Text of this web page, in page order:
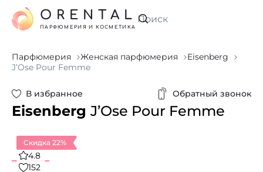
Искать
ORENTAL
ПАРФЮМЕРИЯ И КОСМЕТИКА
Парфюмерия Женская парфюмерия
Eisenberg
J’Ose Pour Femme
В избранное Обратный звонок
Eisenberg J’Ose Pour Femme
Скидка 22%
4.8
152